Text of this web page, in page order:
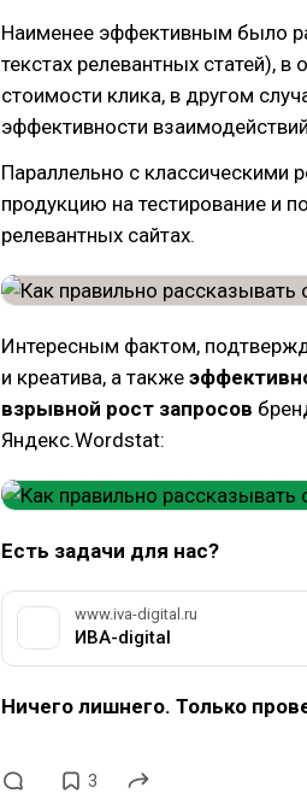
Наименее эффективным было
текстах релевантных статей),
стоимости клика, в другом
эффективности
Параллельно с
продукцию на тестирование и
релевантных сайтах.
Интересным фактом,
и креатива, а также
взрывной рост запросов
Яндекс.Wordstat:
Есть задачи для нас?
www.iva-digital.ru
ИВА-digital
Ничего лишнего. Только
3